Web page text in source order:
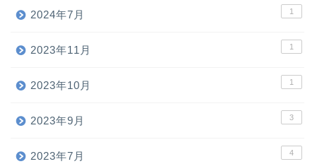
2024年7月 1
2023年11月 1
2023年10月 1
2023年9月 3
2023年7月 4